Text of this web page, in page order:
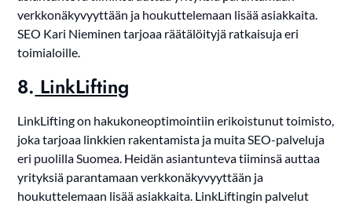
verkkonäkyvyyttään ja houkuttelemaan lisää asiakkaita.
SEO Kari Nieminen tarjoaa räätälöityjä ratkaisuja eri
toimialoille.
8. LinkLifting
LinkLifting on hakukoneoptimointiin erikoistunut toimisto,
joka tarjoaa linkkien rakentamista ja muita SEO-palveluja
eri puolilla Suomea. Heidän asiantunteva tiiminsä auttaa
yrityksiä parantamaan verkkonäkyvyyttään ja
houkuttelemaan lisää asiakkaita. LinkLiftingin palvelut